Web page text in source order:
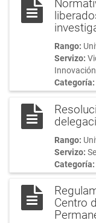
Rango:
Servizo:
Innovación
Categoría:
Rango:
Servizo:
Categoría:
Centro